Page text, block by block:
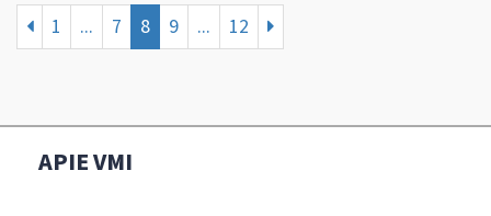
1 ... 7 8 9 ... 12
APIE VMI